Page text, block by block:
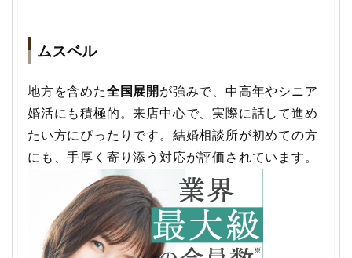
ムスベル
地方を含めた全国展開 が強みで、中高年やシニア
婚活にも積極的。来店中心で、実際に話して進め
たい方にぴったりです。結婚相談所が初めての方
にも、手厚く寄り添う対応が評価されています。